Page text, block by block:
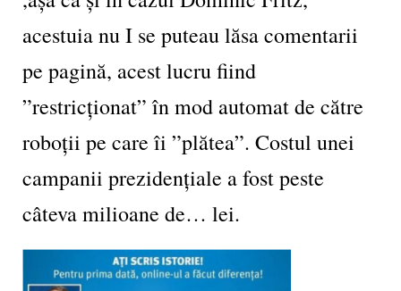
acestuia nu I se puteau lăsa comentarii
pe pagină, acest lucru fiind
”restricționat” în mod automat de către
roboții pe care îi ”plătea”. Costul unei
campanii prezidențiale a fost peste
câteva milioane de… lei.